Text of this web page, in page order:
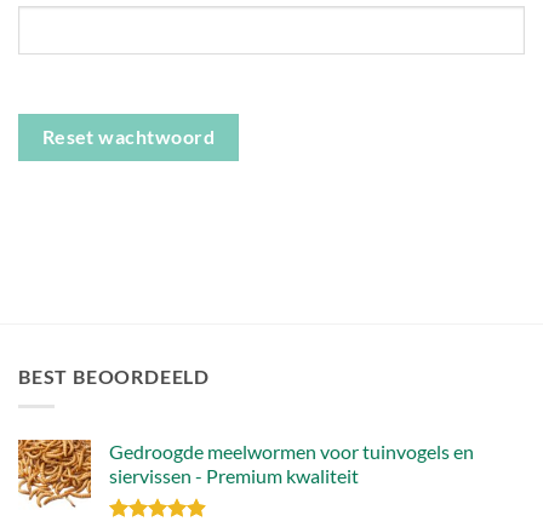
Reset wachtwoord
BEST BEOORDEELD
Gedroogde meelwormen voor tuinvogels en
siervissen - Premium kwaliteit